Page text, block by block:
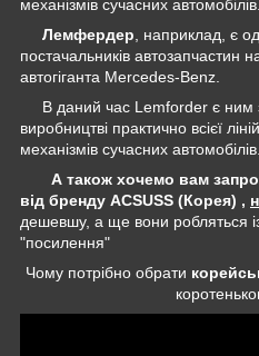
механізмів сучасних
Лемфердер , наприклад, є
постачальників автозапчастин
автогіганта Mercedes-Benz.
В даний час Lemforder є ним зі
виробництві практично всієї
механізмів сучасних автомобілів.
А також хочемо вам
від бренду ACSUSS (Корея) ,
дешевшу, а ще вони робляться
"посилення"
Чому потрібно обрати